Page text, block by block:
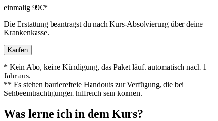
einmalig 99€*
Die Erstattung beantragst du nach Kurs-Absolvierung über deine
Krankenkasse.
Kaufen
* Kein Abo, keine Kündigung, das Paket läuft automatisch nach 1
Jahr aus.
** Es stehen barrierefreie Handouts zur Verfügung, die bei
Sehbeeinträchtigungen hilfreich sein können.
Was lerne ich in dem Kurs?